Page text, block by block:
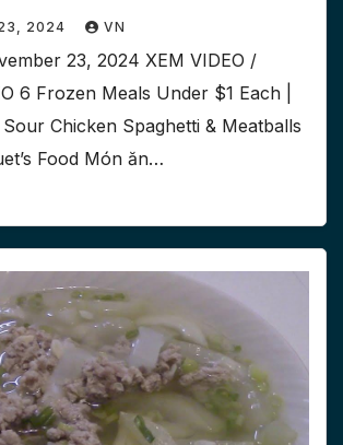
2024 VN
23, 2024 XEM VIDEO /
6 Frozen Meals Under $1 Each |
Chicken Spaghetti & Meatballs
Food Món ăn…